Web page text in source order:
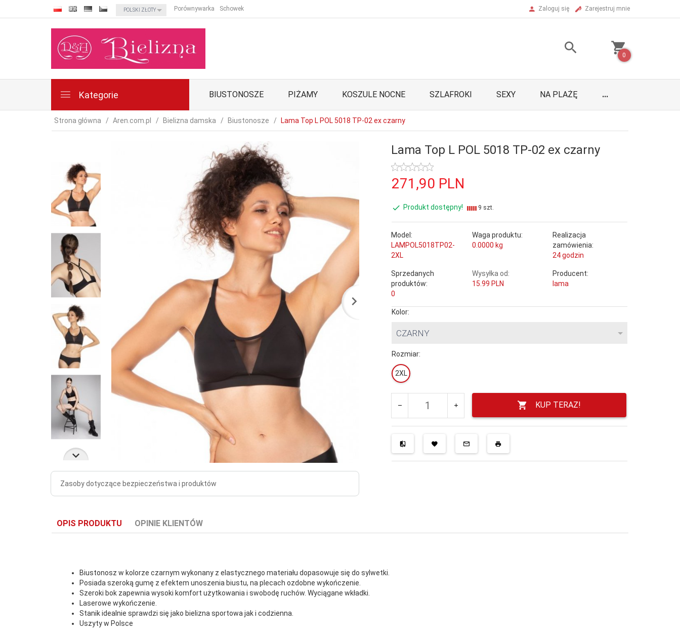
currency_h
POLSKI ZŁOTY Porównywarka Schowek Zaloguj się Zarejestruj mnie
0
Kategorie BIUSTONOSZE PIŻAMY KOSZULE NOCNE SZLAFROKI SEXY NA PLAŻĘ ...
Strona główna Aren.com.pl Bielizna damska Biustonosze Lama Top L POL 5018 TP-02 ex czarny
Zasoby dotyczące bezpieczeństwa i produktów
Lama Top L POL 5018 TP-02 ex czarny
271,90 PLN
Produkt dostępny! 9 szt.
Model:
LAMPOL5018TP02-
2XL
Waga produktu:
0.0000 kg
Realizacja
zamówienia:
24 godzin
Sprzedanych
produktów:
0
Wysyłka od:
15.99 PLN
Producent:
lama
Kolor:
CZARNY
Rozmiar:
2XL
KUP TERAZ!
OPIS PRODUKTU OPINIE KLIENTÓW
Biustonosz w kolorze czarnym wykonany z elastycznego materiału dopasowuje się do sylwetki.
Posiada szeroką gumę z efektem unoszenia biustu, na plecach ozdobne wykończenie.
Szeroki bok zapewnia wysoki komfort użytkowania i swobodę ruchów. Wyciągane wkładki.
Laserowe wykończenie.
Stanik idealnie sprawdzi się jako bielizna sportowa jak i codzienna.
Uszyty w Polsce